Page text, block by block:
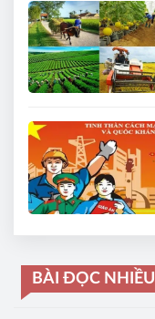
BÀI ĐỌC NHIỀU